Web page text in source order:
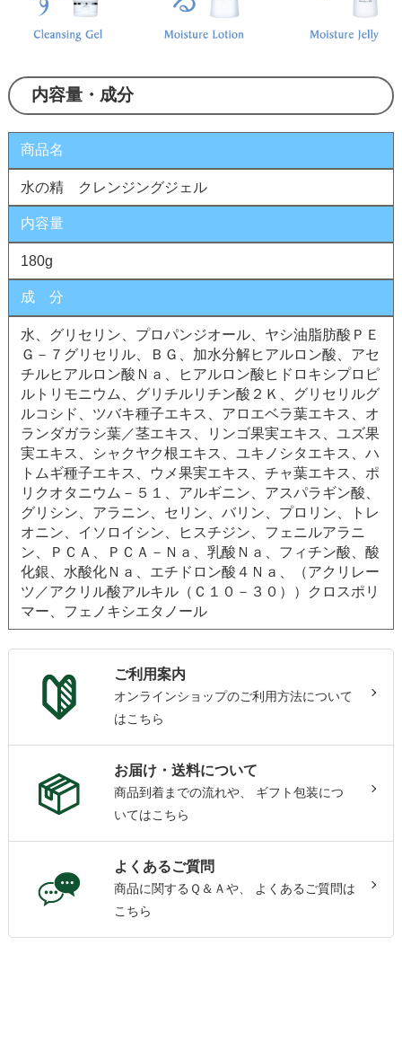
内容量・成分
商品名
水の精 クレンジングジェル
内容量
180g
成 分
水、グリセリン、プロパンジオール、ヤシ油脂肪酸ＰＥ
Ｇ－７グリセリル、ＢＧ、加水分解ヒアルロン酸、アセ
チルヒアルロン酸Ｎａ、ヒアルロン酸ヒドロキシプロピ
ルトリモニウム、グリチルリチン酸２Ｋ、グリセリルグ
ルコシド、ツバキ種子エキス、アロエベラ葉エキス、オ
ランダガラシ葉／茎エキス、リンゴ果実エキス、ユズ果
実エキス、シャクヤク根エキス、ユキノシタエキス、ハ
トムギ種子エキス、ウメ果実エキス、チャ葉エキス、ポ
リクオタニウム－５１、アルギニン、アスパラギン酸、
グリシン、アラニン、セリン、バリン、プロリン、トレ
オニン、イソロイシン、ヒスチジン、フェニルアラニ
ン、ＰＣＡ、ＰＣＡ－Ｎａ、乳酸Ｎａ、フィチン酸、酸
化銀、水酸化Ｎａ、エチドロン酸４Ｎａ、（アクリレー
ツ／アクリル酸アルキル（Ｃ１０－３０））クロスポリ
マー、フェノキシエタノール
ご利用案内
オンラインショップのご利用方法について
はこちら
お届け・送料について
商品到着までの流れや、
ギフト包装につ
いてはこちら
よくあるご質問
商品に関するＱ＆Ａや、
よくあるご質問は
こちら